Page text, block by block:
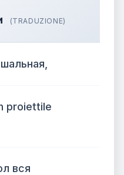
(TRADUZIONE)
proiettile
вся